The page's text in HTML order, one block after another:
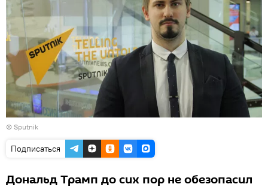
© Sputnik
Подписаться
Дональд Трамп до сих пор не обезопасил